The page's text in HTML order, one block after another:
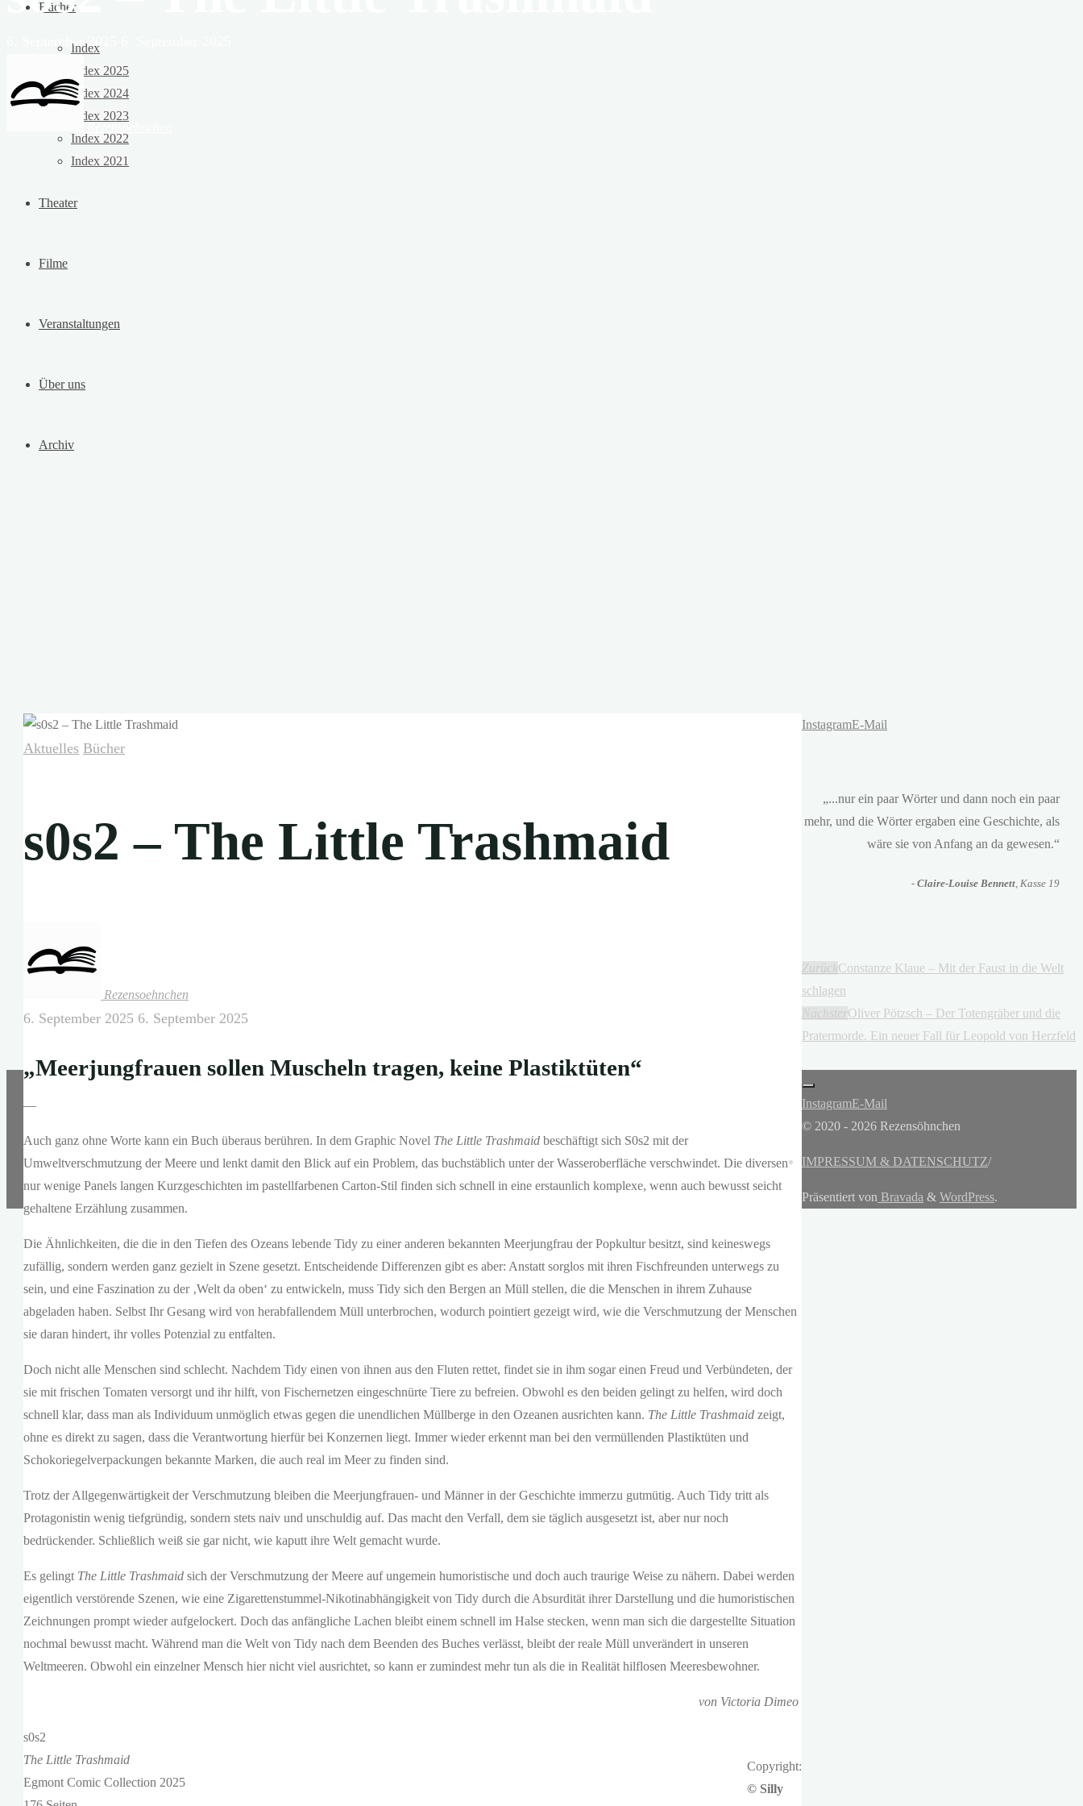
Bücher
Index
Index 2025
Index 2024
Index 2023
Index 2022
Index 2021
Theater
Filme
Veranstaltungen
Über uns
Archiv
6. September 2025
Aktuelles Bücher
s0s2 – The Little Trashmaid
Rezensoehnchen
6. September 2025 6. September 2025
„Meerjungfrauen sollen Muscheln tragen, keine Plastiktüten“
—
Auch ganz ohne Worte kann ein Buch überaus berühren. In dem Graphic Novel The Little Trashmaid beschäftigt sich S0s2 mit der
Umweltverschmutzung der Meere und lenkt damit den Blick auf ein Problem, das buchstäblich unter der Wasseroberfläche verschwindet. Die diversen
nur wenige Panels langen Kurzgeschichten im pastellfarbenen Carton-Stil finden sich schnell in eine erstaunlich komplexe, wenn auch bewusst seicht
gehaltene Erzählung zusammen.
Die Ähnlichkeiten, die die in den Tiefen des Ozeans lebende Tidy zu einer anderen bekannten Meerjungfrau der Popkultur besitzt, sind keineswegs
zufällig, sondern werden ganz gezielt in Szene gesetzt. Entscheidende Differenzen gibt es aber: Anstatt sorglos mit ihren Fischfreunden unterwegs zu
sein, und eine Faszination zu der ‚Welt da oben‘ zu entwickeln, muss Tidy sich den Bergen an Müll stellen, die die Menschen in ihrem Zuhause
abgeladen haben. Selbst Ihr Gesang wird von herabfallendem Müll unterbrochen, wodurch pointiert gezeigt wird, wie die Verschmutzung der Menschen
sie daran hindert, ihr volles Potenzial zu entfalten.
Doch nicht alle Menschen sind schlecht. Nachdem Tidy einen von ihnen aus den Fluten rettet, findet sie in ihm sogar einen Freud und Verbündeten, der
sie mit frischen Tomaten versorgt und ihr hilft, von Fischernetzen eingeschnürte Tiere zu befreien. Obwohl es den beiden gelingt zu helfen, wird doch
schnell klar, dass man als Individuum unmöglich etwas gegen die unendlichen Müllberge in den Ozeanen ausrichten kann. The Little Trashmaid zeigt,
ohne es direkt zu sagen, dass die Verantwortung hierfür bei Konzernen liegt. Immer wieder erkennt man bei den vermüllenden Plastiktüten und
Schokoriegelverpackungen bekannte Marken, die auch real im Meer zu finden sind.
Trotz der Allgegenwärtigkeit der Verschmutzung bleiben die Meerjungfrauen- und Männer in der Geschichte immerzu gutmütig. Auch Tidy tritt als
Protagonistin wenig tiefgründig, sondern stets naiv und unschuldig auf. Das macht den Verfall, dem sie täglich ausgesetzt ist, aber nur noch
bedrückender. Schließlich weiß sie gar nicht, wie kaputt ihre Welt gemacht wurde.
Es gelingt The Little Trashmaid sich der Verschmutzung der Meere auf ungemein humoristische und doch auch traurige Weise zu nähern. Dabei werden
eigentlich verstörende Szenen, wie eine Zigarettenstummel-Nikotinabhängigkeit von Tidy durch die Absurdität ihrer Darstellung und die humoristischen
Zeichnungen prompt wieder aufgelockert. Doch das anfängliche Lachen bleibt einem schnell im Halse stecken, wenn man sich die dargestellte Situation
nochmal bewusst macht. Während man die Welt von Tidy nach dem Beenden des Buches verlässt, bleibt der reale Müll unverändert in unseren
Weltmeeren. Obwohl ein einzelner Mensch hier nicht viel ausrichtet, so kann er zumindest mehr tun als die in Realität hilflosen Meeresbewohner.
von Victoria Dimeo
Copyright:
© Silly
s0s2
The Little Trashmaid
Egmont Comic Collection 2025
InstagramE-Mail
„...nur ein paar Wörter und dann noch ein paar
mehr, und die Wörter ergaben eine Geschichte, als
wäre sie von Anfang an da gewesen.“
- Claire-Louise Bennett, Kasse 19
ZurückConstanze Klaue – Mit der Faust in die Welt
schlagen
NächsterOliver Pötzsch – Der Totengräber und die
Pratermorde. Ein neuer Fall für Leopold von Herzfeld
InstagramE-Mail
© 2020 - 2026 Rezensöhnchen
IMPRESSUM & DATENSCHUTZ/
Präsentiert von Bravada & WordPress.